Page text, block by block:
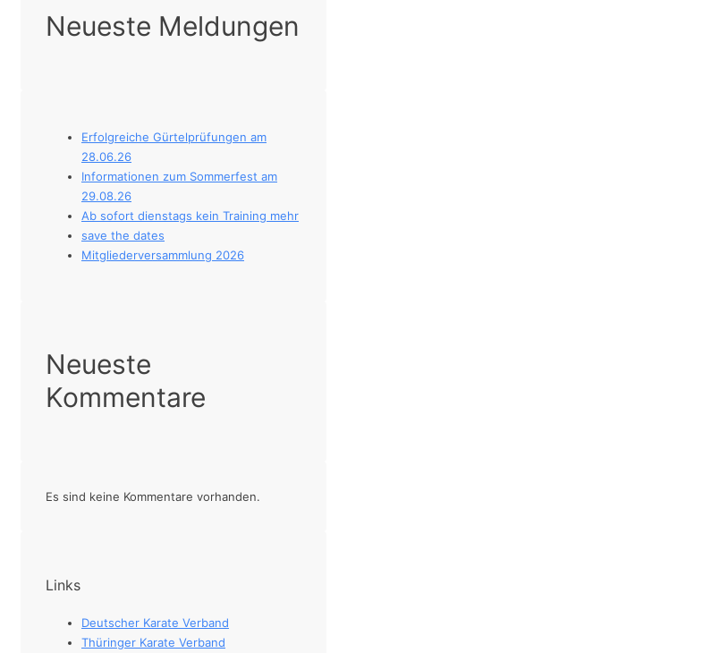
Neueste Meldungen
Erfolgreiche Gürtelprüfungen am
28.06.26
Informationen zum Sommerfest am
29.08.26
Ab sofort dienstags kein Training mehr
save the dates
Mitgliederversammlung 2026
Neueste
Kommentare
Es sind keine Kommentare vorhanden.
Links
Deutscher Karate Verband
Thüringer Karate Verband